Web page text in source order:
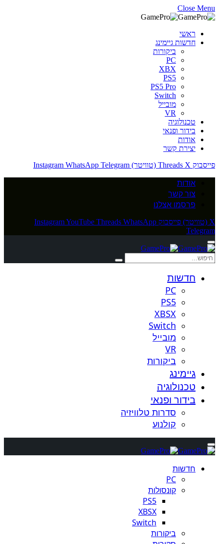
Close Menu
ראשי
חדשות גיימינג
ביקורות
PC
XBX
PS5
PS5 Pro
Switch
מובייל
VR
טכנולוגיה
בידור ופנאי
אודות
יצירת קשר
פייסבוק
Threads X (טוויטר) Instagram WhatsApp Telegram
אודות
צור קשר
פרסמו אצלנו
X (טוויטר) פייסבוק InstagramYouTube Threads WhatsApp
Telegram
חדשות
PC
PS5
XBSX
Switch
מובייל
VR
ביקורות
גיימינג
טכנולוגיה
בידור ופנאי
סדרות טלוויזיה
קולנוע
חדשות
PC
קונסולות
PS5
XBSX
Switch
ביקורות